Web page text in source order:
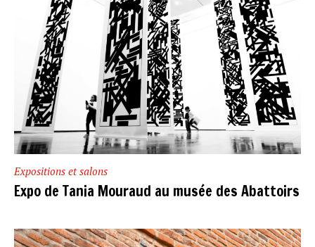
Expositions et salons
Expo de Tania Mouraud au musée des Abattoirs